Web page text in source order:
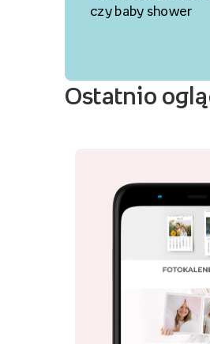
czy baby shower
Ostatnio